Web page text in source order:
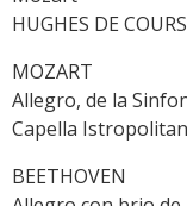
HUGHES DE
MOZART
Allegro, de la
Capella
BEETHOVEN